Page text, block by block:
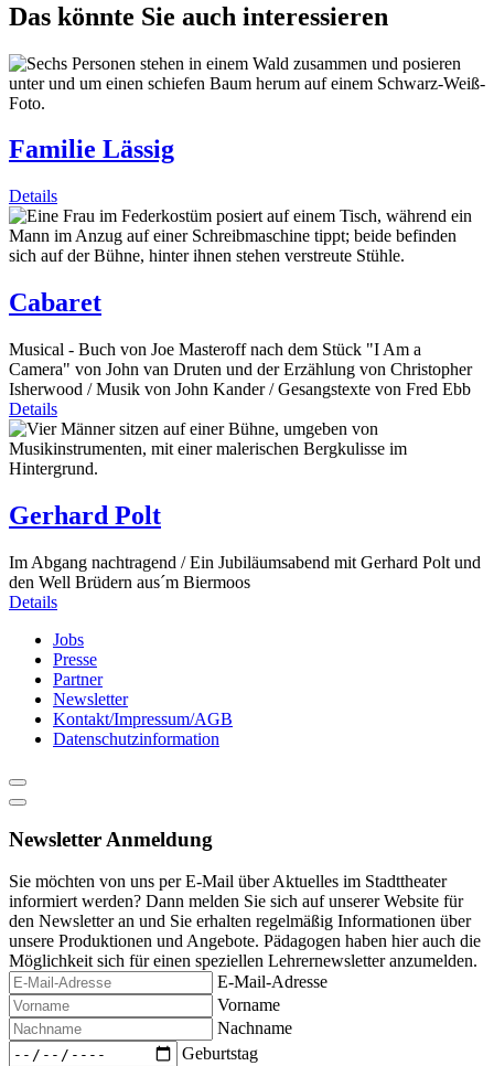
Das könnte Sie auch interessieren
Familie Lässig
Details
Cabaret
Musical - Buch von Joe Masteroff nach dem Stück "I Am a
Camera" von John van Druten und der Erzählung von Christopher
Isherwood / Musik von John Kander / Gesangstexte von Fred Ebb
Details
Gerhard Polt
Im Abgang nachtragend / Ein Jubiläumsabend mit Gerhard Polt und
den Well Brüdern aus´m Biermoos
Details
Jobs
Presse
Partner
Newsletter
Kontakt/Impressum/AGB
Datenschutzinformation
Newsletter Anmeldung
Sie möchten von uns per E-Mail über Aktuelles im Stadttheater
informiert werden? Dann melden Sie sich auf unserer Website für
den Newsletter an und Sie erhalten regelmäßig Informationen über
unsere Produktionen und Angebote. Pädagogen haben hier auch die
Möglichkeit sich für einen speziellen Lehrernewsletter anzumelden.
E-Mail-Adresse
Vorname
Nachname
Geburtstag